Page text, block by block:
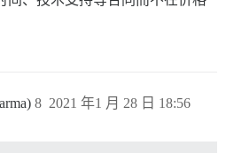
2021 年1 月 28 日 18:56
8